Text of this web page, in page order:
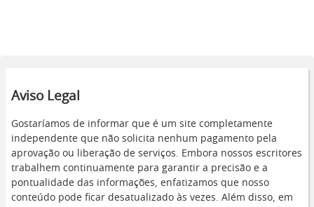
Aviso Legal
Gostaríamos de informar que é um site completamente
independente que não solicita nenhum pagamento pela
aprovação ou liberação de serviços. Embora nossos escritores
trabalhem continuamente para garantir a precisão e a
pontualidade das informações, enfatizamos que nosso
conteúdo pode ficar desatualizado às vezes. Além disso, em